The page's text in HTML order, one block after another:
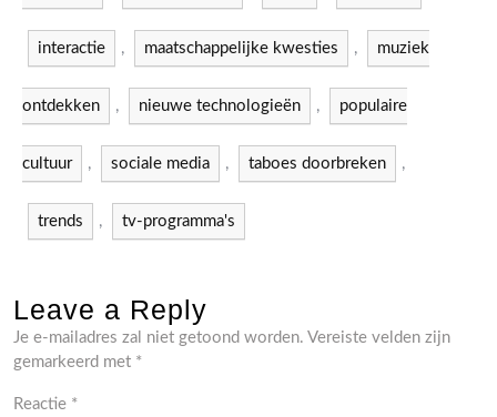
interactie , maatschappelijke kwesties , muziek
ontdekken , nieuwe technologieën , populaire
cultuur , sociale media , taboes doorbreken ,
trends , tv-programma's
Leave a Reply
Je e-mailadres zal niet getoond worden. Vereiste velden zijn
gemarkeerd met *
Reactie *